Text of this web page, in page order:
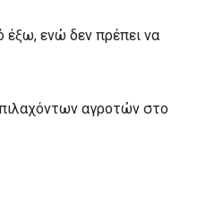
έξω, ενώ δεν πρέπει να
αγροτών στο